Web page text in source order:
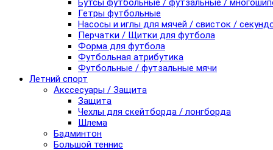
Бутсы футбольные / футзальные /
Гетры футбольные
Насосы и иглы для мячей / свисток /
Перчатки / Щитки для футбола
Форма для футбола
Футбольная атрибутика
Футбольные / футзальные мячи
Летний спорт
Акссесуары / Защита
Защита
Чехлы для скейтборда / лонгборда
Шлема
Бадминтон
Большой теннис